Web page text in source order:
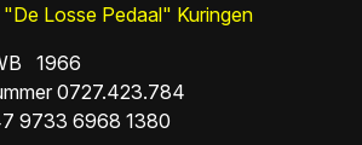
Losse Pedaal" Kuringen
1966
0727.423.784
9733 6968 1380